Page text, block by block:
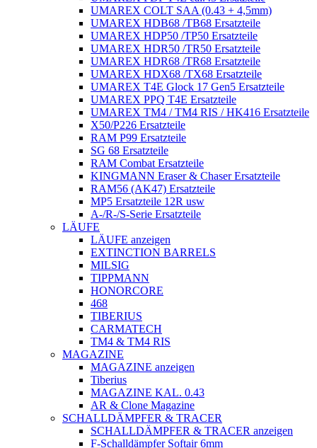
UMAREX COLT SAA (0.43 + 4,5mm)
UMAREX HDB68 /TB68 Ersatzteile
UMAREX HDP50 /TP50 Ersatzteile
UMAREX HDR50 /TR50 Ersatzteile
UMAREX HDR68 /TR68 Ersatzteile
UMAREX HDX68 /TX68 Ersatzteile
UMAREX T4E Glock 17 Gen5 Ersatzteile
UMAREX PPQ T4E Ersatzteile
UMAREX TM4 / TM4 RIS / HK416 Ersatzteile
X50/P226 Ersatzteile
RAM P99 Ersatzteile
SG 68 Ersatzteile
RAM Combat Ersatzteile
KINGMANN Eraser & Chaser Ersatzteile
RAM56 (AK47) Ersatzteile
MP5 Ersatzteile 12R usw
A-/R-/S-Serie Ersatzteile
LÄUFE
LÄUFE anzeigen
EXTINCTION BARRELS
MILSIG
TIPPMANN
HONORCORE
468
TIBERIUS
CARMATECH
TM4 & TM4 RIS
MAGAZINE
MAGAZINE anzeigen
Tiberius
MAGAZINE KAL. 0.43
AR & Clone Magazine
SCHALLDÄMPFER & TRACER
SCHALLDÄMPFER & TRACER anzeigen
F-Schalldämpfer Softair 6mm